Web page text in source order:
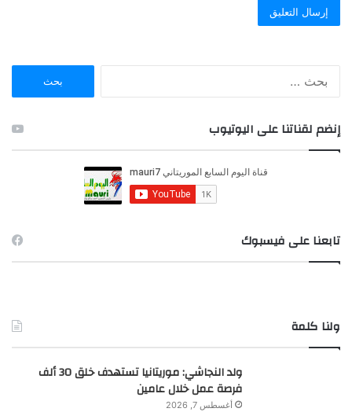
ن
:
إنضم لقناتنا على اليوتيوب
تابعنا على فيسبوك
ولنا كلمة
ولد النجاشي: موريتانيا تستهدف خلق 30 ألف
فرصة عمل خلال عامين
أغسطس 7, 2026